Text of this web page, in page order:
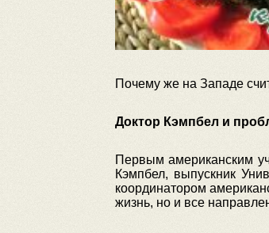
Почему же на Западе
Доктор Кэмпбел и
Первым американским
Кэмпбел, выпускник
координатором
жизнь, но и все